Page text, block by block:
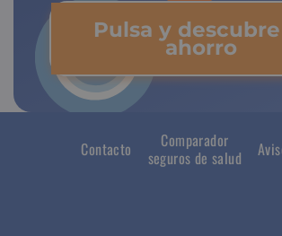
Pulsa y
ahorro
Contacto
Comparador
seguros de salud